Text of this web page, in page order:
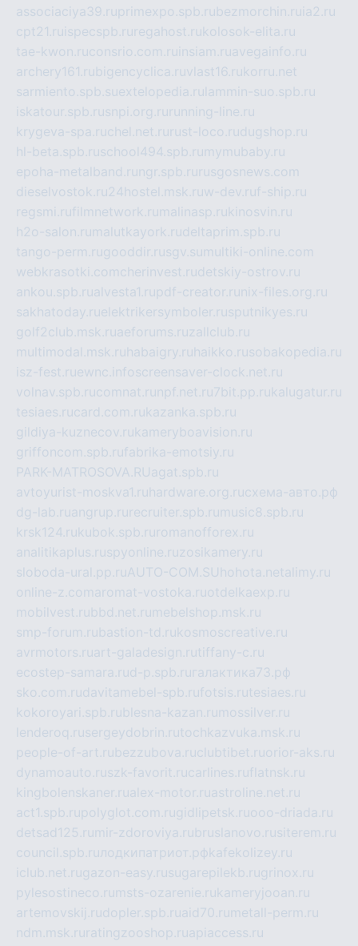
associaciya39.ruprimexpo.spb.rubezmorchin.ru ia2.ru
cpt21.ru ispecspb.ru regahost.rukolosok-elita.ru
tae-kwon.ruconsrio.com.ru insiam.ruavegainfo.ru
archery161.rubigencyclica.ruvlast16.rukorru.net
sarmiento.spb.suextelopedia.ru lammin-suo.spb.ru
iskatour.spb.rusnpi.org.ru running-line.ru
krygeva-spa.ruchel.net.ru rust-loco.rudugshop.ru
hl-beta.spb.ruschool494.spb.ru mymubaby.ru
epoha-metalband.ru ngr.spb.ru rusgosnews.com
dieselvostok.ru24hostel.msk.ruw-dev.ruf-ship.ru
regsmi.rufilmnetwork.ru malinasp.rukinosvin.ru
h2o-salon.ru malutkayork.rudeltaprim.spb.ru
tango-perm.rugooddir.rusgv.su multiki-online.com
webkrasotki.comcherinvest.rudetskiy-ostrov.ru
ankou.spb.rualvesta1.rupdf-creator.ru nix-files.org.ru
sakhatoday.ruelektrikersymboler.rusputnikyes.ru
golf2club.msk.ruaeforums.ruzallclub.ru
multimodal.msk.ru habaigry.ru haikko.rusobakopedia.ru
isz-fest.ruewnc.infoscreensaver-clock.net.ru
volnav.spb.rucomnat.ru npf.net.ru 7bit.pp.rukalugatur.ru
tesiaes.rucard.com.rukazanka.spb.ru
gildiya-kuznecov.rukameryboavision.ru
griffoncom.spb.rufabrika-emotsiy.ru
PARK-MATROSOVA.RUagat.spb.ru
avtoyurist-moskva1.ru hardware.org.ruсхема-авто.рф
dg-lab.ruangrup.ru recruiter.spb.ru music8.spb.ru
krsk124.rukubok.spb.ru romanofforex.ru
analitikaplus.ruspyonline.ruzosikamery.ru
sloboda-ural.pp.ruAUTO-COM.SU hohota.net alimy.ru
online-z.comaromat-vostoka.ruotdelkaexp.ru
mobilvest.rubbd.net.ru mebelshop.msk.ru
smp-forum.rubastion-td.rukosmoscreative.ru
avrmotors.ruart-galadesign.rutiffany-c.ru
ecostep-samara.rud-p.spb.ru галактика73.рф
sko.com.rudavitamebel-spb.rufotsis.rutesiaes.ru
kokoroyari.spb.rublesna-kazan.ru mossilver.ru
lenderoq.rusergeydobrin.rutochkazvuka.msk.ru
people-of-art.rubezzubova.ruclubtibet.ruorior-aks.ru
dynamoauto.ruszk-favorit.rucarlines.ruflatnsk.ru
kingbolenskaner.rualex-motor.ruastroline.net.ru
act1.spb.rupolyglot.com.rugidlipetsk.ruooo-driada.ru
detsad125.ru mir-zdoroviya.rubruslanovo.rusiterem.ru
council.spb.ruлодкипатриот.рфkafekolizey.ru
iclub.net.rugazon-easy.rusugarepilekb.rugrinox.ru
pylesostineco.ru msts-ozarenie.rukameryjooan.ru
artemovskij.rudopler.spb.ruaid70.ru metall-perm.ru
ndm.msk.ru ratingzooshop.ruapiaccess.ru